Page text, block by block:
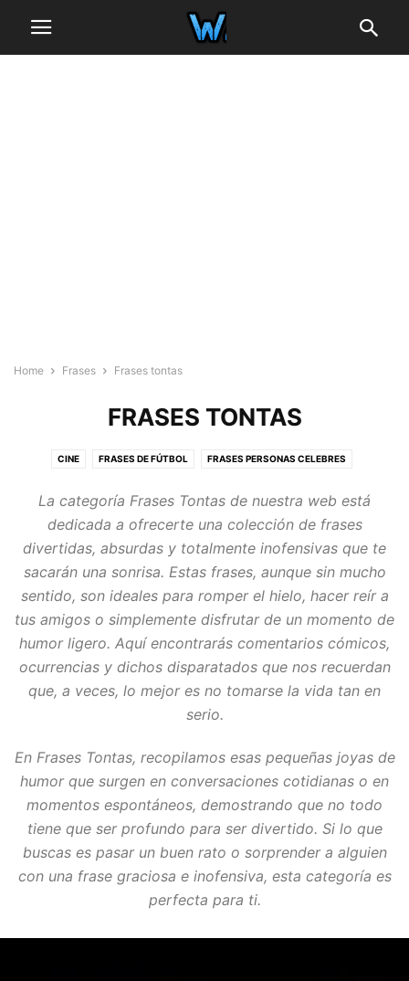
Home Frases Frases tontas
FRASES TONTAS
CINE FRASES DE FÚTBOL FRASES PERSONAS CELEBRES
TELEVISIÓN VIDA
La categoría Frases Tontas de nuestra web está
dedicada a ofrecerte una colección de frases
divertidas, absurdas y totalmente inofensivas que te
sacarán una sonrisa. Estas frases, aunque sin mucho
sentido, son ideales para romper el hielo, hacer reír a
tus amigos o simplemente disfrutar de un momento de
humor ligero. Aquí encontrarás comentarios cómicos,
ocurrencias y dichos disparatados que nos recuerdan
que, a veces, lo mejor es no tomarse la vida tan en
serio.
En Frases Tontas, recopilamos esas pequeñas joyas de
humor que surgen en conversaciones cotidianas o en
momentos espontáneos, demostrando que no todo
tiene que ser profundo para ser divertido. Si lo que
buscas es pasar un buen rato o sorprender a alguien
con una frase graciosa e inofensiva, esta categoría es
perfecta para ti.